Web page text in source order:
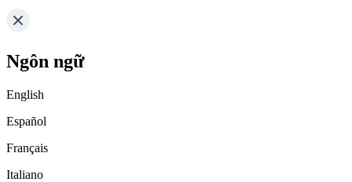
Ngôn ngữ
English
Español
Français
Italiano